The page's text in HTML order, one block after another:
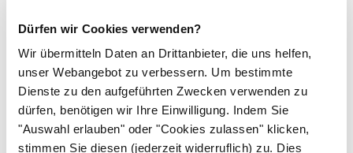
Dürfen wir Cookies verwenden?
Wir übermitteln Daten an Drittanbieter, die uns helfen,
unser Webangebot zu verbessern. Um bestimmte
Dienste zu den aufgeführten Zwecken verwenden zu
dürfen, benötigen wir Ihre Einwilligung. Indem Sie
"Auswahl erlauben" oder "Cookies zulassen" klicken,
stimmen Sie diesen (jederzeit widerruflich) zu. Dies
die Wirksamkeit bei Menschen fehlen Beweise.
Eine Metanalyse, die viele Studien
zusammengefasst hat, kommt zu dem Schluss,
dass Cranberry-Produkte weder eine
Blasenentzündungverhindern, noch heilen.